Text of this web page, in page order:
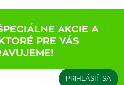
AKCIE A
PRE VÁS